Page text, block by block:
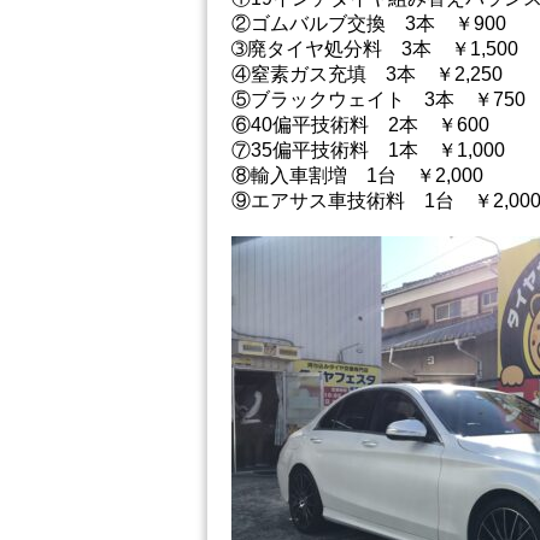
②ゴムバルブ交換 3本 ￥900
➂廃タイヤ処分料 3本 ￥1,500
④窒素ガス充填 3本 ￥2,250
⑤ブラックウェイト 3本 ￥750
⑥40偏平技術料 2本 ￥600
⑦35偏平技術料 1本 ￥1,000
⑧輸入車割増 1台 ￥2,000
⑨エアサス車技術料 1台 ￥2,000